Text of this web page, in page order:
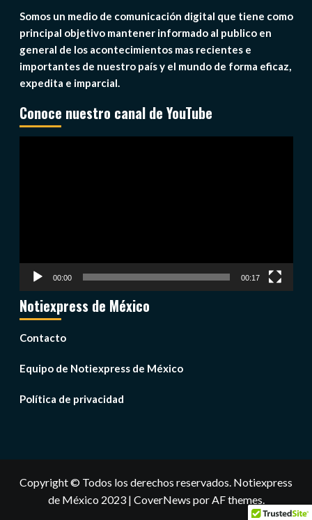
Somos un medio de comunicación digital que tiene como
principal objetivo mantener informado al publico en
general de los acontecimientos mas recientes e
importantes de nuestro país y el mundo de forma eficaz,
expedita e imparcial.
Conoce nuestro canal de YouTube
00:00 00:17
Notiexpress de México
Contacto
Equipo de Notiexpress de México
Política de privacidad
Copyright © Todos los derechos reservados. Notiexpress
de México 2023 | CoverNews por AF themes.